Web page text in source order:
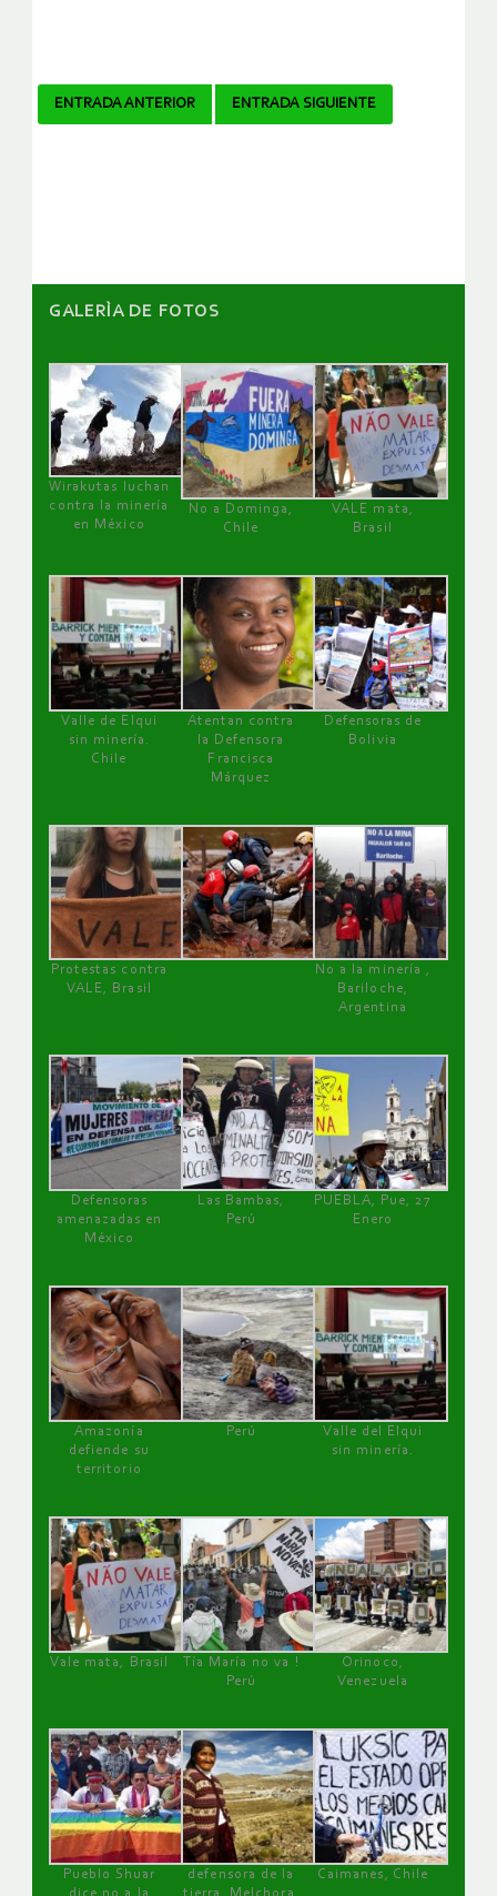
Navegador
ENTRADA ANTERIOR ENTRADA SIGUIENTE
GALERÌA DE FOTOS
Wirakutas luchan
contra la minería
en México
No a Dominga,
Chile
VALE mata,
Brasil
Valle de Elqui
sin minería.
Chile
Atentan contra
la Defensora
Francisca
Márquez
Defensoras de
Bolivia
Protestas contra
VALE, Brasil
No a la minería ,
Bariloche,
Argentina
Defensoras
amenazadas en
México
Las Bambas,
Perú
PUEBLA, Pue, 27
Enero
Amazonía
defiende su
territorio
Perú
Valle del Elqui
sin minería.
Vale mata, Brasil
Tía María no va !
Perú
Orinoco,
Venezuela
Pueblo Shuar
dice no a la
defensora de la
tierra, Melchora,
Caimanes, Chile